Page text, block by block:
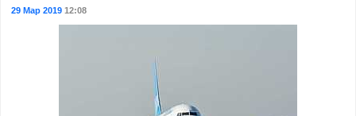
29 Мар 201912:08